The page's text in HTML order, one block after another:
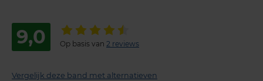
9,0 Op basis van 2 reviews
Vergelijk deze band met alternatieven